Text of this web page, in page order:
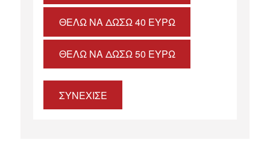
ΘΈΛΩ ΝΑ ΔΏΣΩ 40 ΕΥΡΏ
ΘΈΛΩ ΝΑ ΔΏΣΩ 50 ΕΥΡΏ
ΣΥΝΕΧΙΣΕ